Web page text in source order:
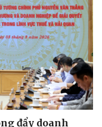
đẩy doanh